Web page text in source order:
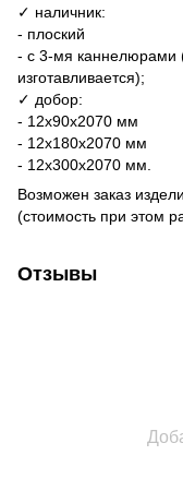
✓ наличник:
- плоский
- с 3-мя каннелюрами
изготавливается);
✓ добор:
- 12х90х2070 мм
- 12х180х2070 мм
- 12х300х2070 мм.
Возможен заказ
(стоимость при этом
Отзывы